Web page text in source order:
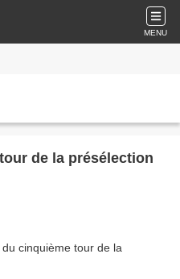
MENU
de la présélection